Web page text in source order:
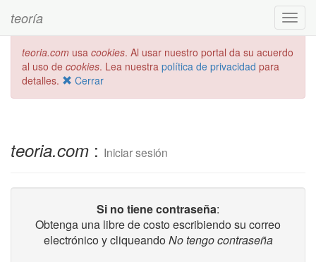
teoría
teoria.com usa cookies. Al usar nuestro portal da su acuerdo
al uso de cookies. Lea nuestra política de privacidad para
detalles.
Cerrar
teoria.com : Iniciar sesión
Si no tiene contraseña:
Obtenga una libre de costo escribiendo su correo
electrónico y cliqueando No tengo contraseña